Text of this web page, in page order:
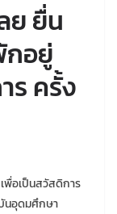
ย ยื่น
กอยู่
ร ครั้ง
พื่อเป็นสวัสดิการ
นอุดมศึกษา